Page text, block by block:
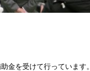
金を受けて行っています。